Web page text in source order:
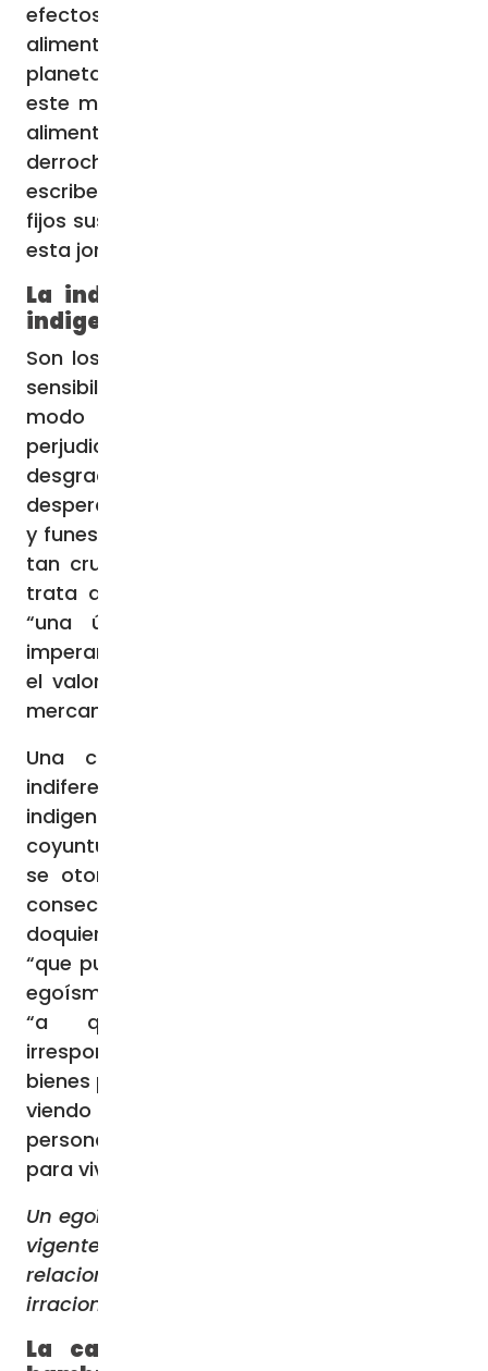
efectos que la pérdida y el desperdicio de
alimentos causan a las personas y al
planeta”. “Los pobres y los necesitados de
este mundo que recogen de la basura los
alimentos que otros altaneramente
derrochan y por los que ellos suspiran –
escribe Francisco – son los que hoy tienen
fijos sus ojos” en la asamblea que recuerda
esta jornada mundial.
La indiferencia hacia las personas
indigentes
Son los jóvenes quienes piden “una mayor
sensibilización, – dice el Santo Padre – de
modo que no se repitan prácticas tan
perjudiciales y dañinas”. Sin embargo, y por
desgracia, “la plaga de la pérdida y del
desperdicio de alimentos es tan alarmante
y funesta como la tragedia del hambre que
tan cruelmente aflige a la humanidad”. Se
trata de “dos dramas juntos” unidos por
“una única raíz de fondo”: la cultura
imperante que ha llevado a desnaturalizar
el valor del alimento, reduciéndolo a mera
mercancía de intercambio.
Una cultura a la que se añade “la
indiferencia general hacia las personas
indigentes, tan palpable en la actual
coyuntura, así como el escaso cuidado que
se otorga a la creación, con las nocivas
consecuencias que ello acarrea por
doquier”. Actitudes todas, dice el pontífice,
“que pueden considerarse enraizadas en el
egoísmo humano”, y que llevan por un lado
“a que muchos se desprendan
irresponsable e inmoderadamente de
bienes primarios y, por otro, a no indignarse
viendo que todavía hay multitud de
personas que no disponen de lo necesario
para vivir”.
Un egoísmo que se traduce, además, en la
vigente lógica del lucro que regula las
relaciones sociales y en la explotación
irracional y voraz de los recursos naturales.
La causa de la proliferación del